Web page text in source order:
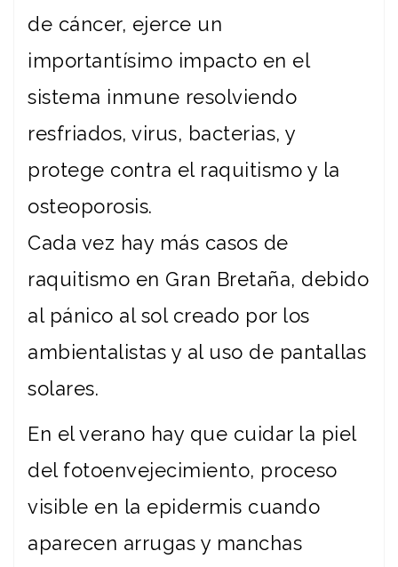
de cáncer, ejerce un
importantísimo impacto en el
sistema inmune resolviendo
resfriados, virus, bacterias, y
protege contra el raquitismo y la
osteoporosis.
Cada vez hay más casos de
raquitismo en Gran Bretaña, debido
al pánico al sol creado por los
ambientalistas y al uso de pantallas
solares.
En el verano hay que cuidar la piel
del fotoenvejecimiento, proceso
visible en la epidermis cuando
aparecen arrugas y manchas